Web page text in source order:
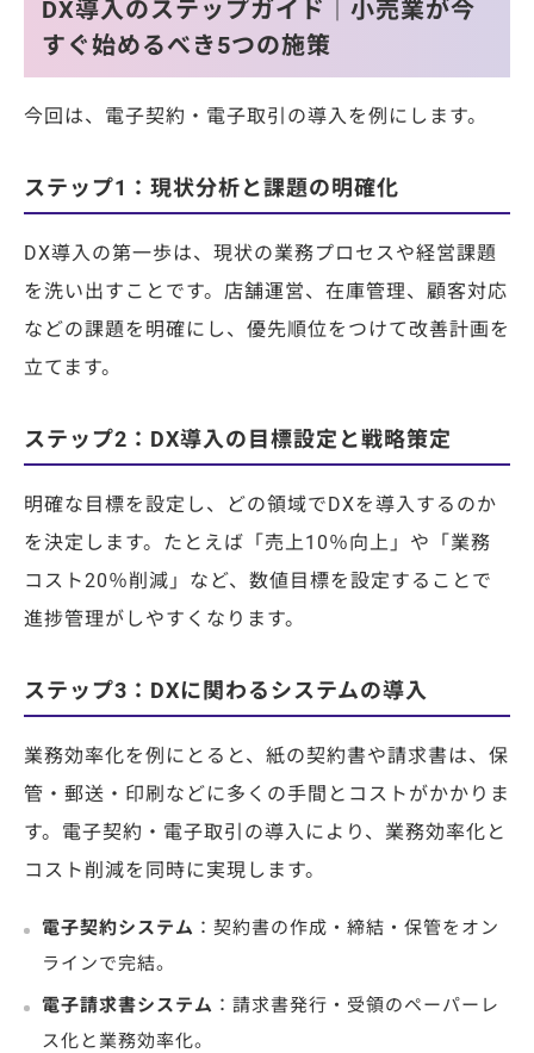
DX導入のステップガイド｜小売業が今
すぐ始めるべき5つの施策
今回は、電子契約・電子取引の導入を例にします。
ステップ1：現状分析と課題の明確化
DX導入の第一歩は、現状の業務プロセスや経営課題
を洗い出すことです。店舗運営、在庫管理、顧客対応
などの課題を明確にし、優先順位をつけて改善計画を
立てます。
ステップ2：DX導入の目標設定と戦略策定
明確な目標を設定し、どの領域でDXを導入するのか
を決定します。たとえば「売上10％向上」や「業務
コスト20％削減」など、数値目標を設定することで
進捗管理がしやすくなります。
ステップ3：DXに関わるシステムの導入
業務効率化を例にとると、紙の契約書や請求書は、保
管・郵送・印刷などに多くの手間とコストがかかりま
す。電子契約・電子取引の導入により、業務効率化と
コスト削減を同時に実現します。
電子契約システム ：契約書の作成・締結・保管をオン
ラインで完結。
電子請求書システム ：請求書発行・受領のペーパーレ
ス化と業務効率化。